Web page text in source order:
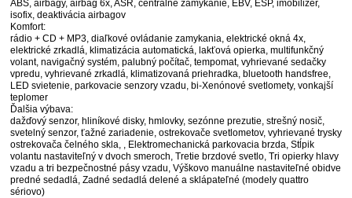
ABS, airbagy, airbag 6x, ASR, centrálne zamykanie, EBV, ESP, imobilizér,
isofix, deaktivácia airbagov
Komfort:
rádio + CD + MP3, diaľkové ovládanie zamykania, elektrické okná 4x,
elektrické zrkadlá, klimatizácia automatická, lakťová opierka, multifunkčný
volant, navigačný systém, palubný počítač, tempomat, vyhrievané sedačky
vpredu, vyhrievané zrkadlá, klimatizovaná priehradka, bluetooth handsfree,
LED svietenie, parkovacie senzory vzadu, bi-Xenónové svetlomety, vonkajší
teplomer
Ďalšia výbava:
dažďový senzor, hliníkové disky, hmlovky, sezónne prezutie, strešný nosič,
svetelný senzor, ťažné zariadenie, ostrekovače svetlometov, vyhrievané trysky
ostrekovača čelného skla, , Elektromechanická parkovacia brzda, Stĺpik
volantu nastaviteľný v dvoch smeroch, Tretie brzdové svetlo, Tri opierky hlavy
vzadu a tri bezpečnostné pásy vzadu, Výškovo manuálne nastaviteľné obidve
predné sedadlá, Zadné sedadlá delené a sklápateľné (modely quattro
sériovo)